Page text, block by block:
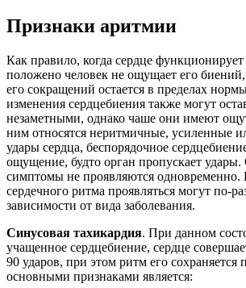
Признаки аритмии
Как правило, когда сердце функционирует
положено человек не ощущает его биений,
его сокращений остается в пределах
изменения сердцебиения также могут
незаметными, однако чаше они имеют
ним относятся неритмичные, усиленные
удары сердца, беспорядочное
ощущение, будто орган пропускает удары.
симптомы не проявляются
сердечного ритма проявляться могут по-
зависимости от вида заболевания.
Синусовая тахикардия. При данном
учащенное сердцебиение, сердце
90 ударов, при этом ритм его
основными признаками является: